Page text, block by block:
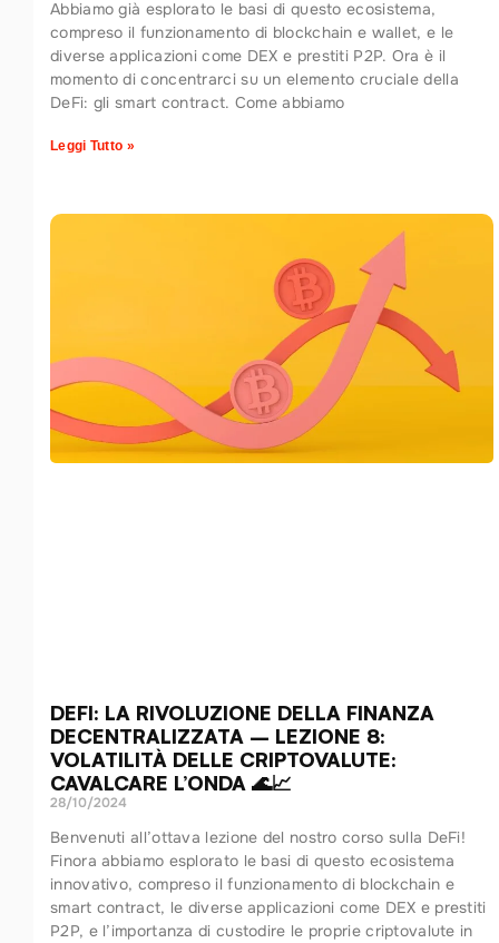
Abbiamo già esplorato le basi di questo ecosistema,
compreso il funzionamento di blockchain e wallet, e le
diverse applicazioni come DEX e prestiti P2P. Ora è il
momento di concentrarci su un elemento cruciale della
DeFi: gli smart contract. Come abbiamo
Leggi Tutto »
DEFI: LA RIVOLUZIONE DELLA FINANZA
DECENTRALIZZATA – LEZIONE 8:
VOLATILITÀ DELLE CRIPTOVALUTE:
CAVALCARE L’ONDA 🌊📈
28/10/2024
Benvenuti all’ottava lezione del nostro corso sulla DeFi!
Finora abbiamo esplorato le basi di questo ecosistema
innovativo, compreso il funzionamento di blockchain e
smart contract, le diverse applicazioni come DEX e prestiti
P2P, e l’importanza di custodire le proprie criptovalute in